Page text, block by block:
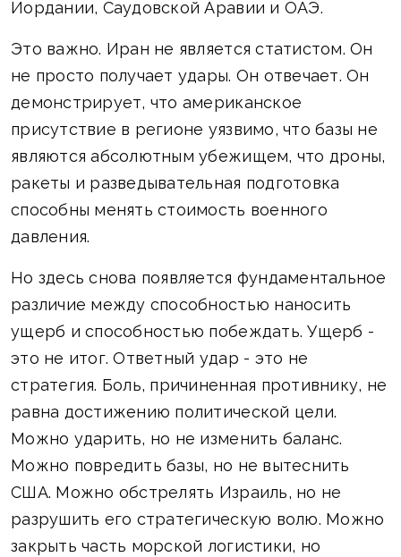
Иордании, Саудовской Аравии и ОАЭ.
Это важно. Иран не является статистом. Он
не просто получает удары. Он отвечает. Он
демонстрирует, что американское
присутствие в регионе уязвимо, что базы не
являются абсолютным убежищем, что дроны,
ракеты и разведывательная подготовка
способны менять стоимость военного
давления.
Но здесь снова появляется фундаментальное
различие между способностью наносить
ущерб и способностью побеждать. Ущерб -
это не итог. Ответный удар - это не
стратегия. Боль, причиненная противнику, не
равна достижению политической цели.
Можно ударить, но не изменить баланс.
Можно повредить базы, но не вытеснить
США. Можно обстрелять Израиль, но не
разрушить его стратегическую волю. Можно
закрыть часть морской логистики, но